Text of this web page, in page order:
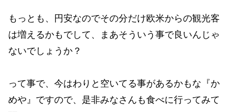
もっとも、円安なのでその分だけ欧米からの観光客
は増えるかもでして、まあそういう事で良いんじゃ
ないでしょうか？
って事で、今はわりと空いてる事があるかもな『か
めや』ですので、是非みなさんも食べに行ってみて